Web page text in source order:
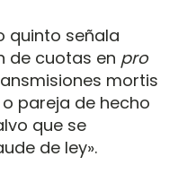
quinto señala
de cuotas en pro
mortis
pareja de hecho
que se
de ley».